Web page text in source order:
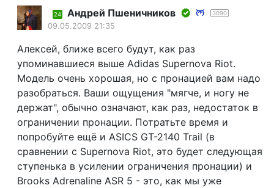
24 Андрей Пшеничников 3090
09.05.2009 21:35
Алексей, ближе всего будут, как раз
упоминавшиеся выше Аdidas Supernova Riot.
Модель очень хорошая, но с пронацией вам надо
разобраться. Ваши ощущения "мягче, и ногу не
держат", обычно означают, как раз, недостаток в
ограничении пронации. Потратьте время и
попробуйте ещё и ASICS GT-2140 Trail (в
сравнении с Supernova Riot, это будет следующая
ступенька в усилении ограничения пронации) и
Brooks Adrenaline ASR 5 - это, как мы уже